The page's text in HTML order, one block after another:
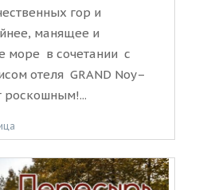
гор и
манящее и
море в сочетании с
отеля GRAND Noy–
роскошным!...